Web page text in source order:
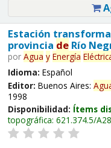
Estación
provincia deRío
por Agua y Energía
Idioma: Español
Editor: Buenos Aires:
1998
Disponibilidad: Ítems
topográfica: 621.374.5/